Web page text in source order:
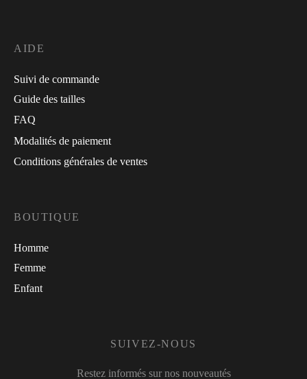
AIDE
Suivi de commande
Guide des tailles
FAQ
Modalités de paiement
Conditions générales de ventes
BOUTIQUE
Homme
Femme
Enfant
SUIVEZ-NOUS
Restez informés sur nos nouveautés